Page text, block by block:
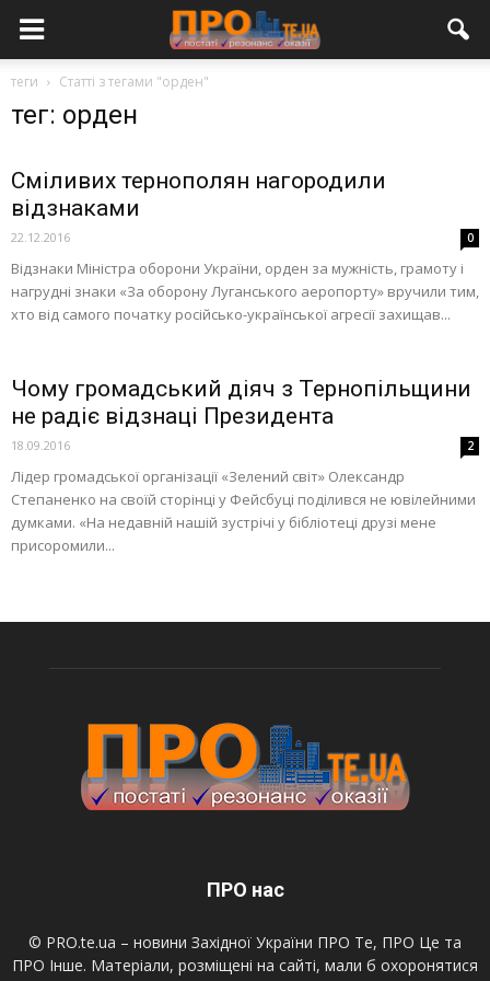
теги Статті з тегами "орден"
тег: орден
Сміливих тернополян нагородили
відзнаками
22.12.2016 0
Відзнаки Міністра оборони України, орден за мужність, грамоту і
нагрудні знаки «За оборону Луганського аеропорту» вручили тим,
хто від самого початку російсько-української агресії захищав...
Чому громадський діяч з Тернопільщини
не радіє відзнаці Президента
18.09.2016 2
Лідер громадської організації «Зелений світ» Олександр
Степаненко на своїй сторінці у Фейсбуці поділився не ювілейними
думками. «На недавній нашій зустрічі у бібліотеці друзі мене
присоромили...
ПРО нас
© PRO.te.ua – новини Західної України ПРО Те, ПРО Це та
ПРО Інше. Матеріали, розміщені на сайті, мали б охоронятися